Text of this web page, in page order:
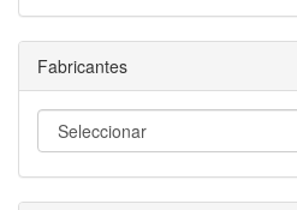
Fabricantes